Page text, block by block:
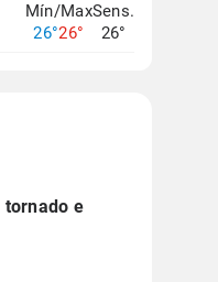
Mín/Max
26°26°
Sens.
26°
tornado e